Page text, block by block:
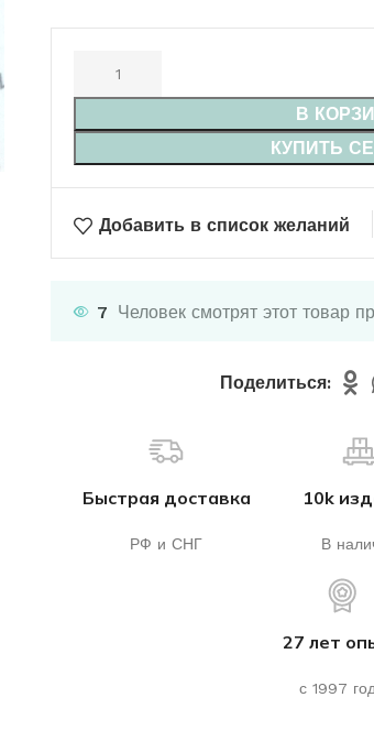
В
КУПИТЬ
Добавить в список желаний
7 Человек смотрят этот товар
Поделиться:
Быстрая доставка
РФ и СНГ
10k
В
27 лет
с 1997